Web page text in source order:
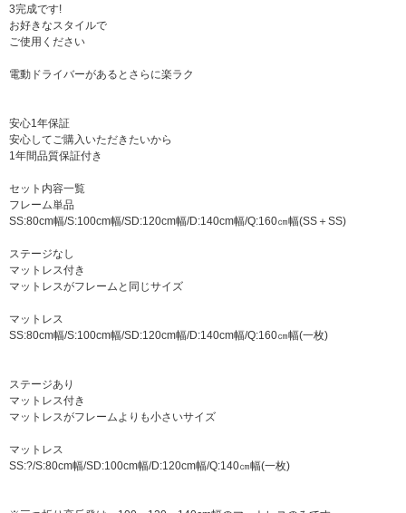
3完成です!
お好きなスタイルで
ご使用ください
電動ドライバーがあるとさらに楽ラク
安心1年保証
安心してご購入いただきたいから
1年間品質保証付き
セット内容一覧
フレーム単品
SS:80cm幅/S:100cm幅/SD:120cm幅/D:140cm幅/Q:160㎝幅(SS＋SS)
ステージなし
マットレス付き
マットレスがフレームと同じサイズ
マットレス
SS:80cm幅/S:100cm幅/SD:120cm幅/D:140cm幅/Q:160㎝幅(一枚)
ステージあり
マットレス付き
マットレスがフレームよりも小さいサイズ
マットレス
SS:?/S:80cm幅/SD:100cm幅/D:120cm幅/Q:140㎝幅(一枚)